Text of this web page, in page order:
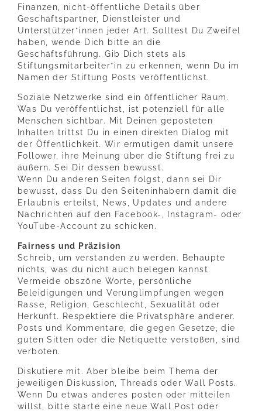
Finanzen, nicht-öffentliche Details über
Geschäftspartner, Dienstleister und
Unterstützer*innen jeder Art. Solltest Du Zweifel
haben, wende Dich bitte an die
Geschäftsführung. Gib Dich stets als
Stiftungsmitarbeiter*in zu erkennen, wenn Du im
Namen der Stiftung Posts veröffentlichst.
Soziale Netzwerke sind ein öffentlicher Raum.
Was Du veröffentlichst, ist potenziell für alle
Menschen sichtbar. Mit Deinen geposteten
Inhalten trittst Du in einen direkten Dialog mit
der Öffentlichkeit. Wir ermutigen damit unsere
Follower, ihre Meinung über die Stiftung frei zu
äußern. Sei Dir dessen bewusst.
Wenn Du anderen Seiten folgst, dann sei Dir
bewusst, dass Du den Seiteninhabern damit die
Erlaubnis erteilst, News, Updates und andere
Nachrichten auf den Facebook-, Instagram- oder
YouTube-Account zu schicken.
Fairness und Präzision
Schreib, um verstanden zu werden. Behaupte
nichts, was du nicht auch belegen kannst.
Vermeide obszöne Worte, persönliche
Beleidigungen und Verunglimpfungen wegen
Rasse, Religion, Geschlecht, Sexualität oder
Herkunft. Respektiere die Privatsphäre anderer.
Posts und Kommentare, die gegen Gesetze, die
guten Sitten oder die Netiquette verstoßen, sind
verboten.
Diskutiere mit. Aber bleibe beim Thema der
jeweiligen Diskussion, Threads oder Wall Posts.
Wenn Du etwas anderes posten oder mitteilen
willst, bitte starte eine neue Wall Post oder